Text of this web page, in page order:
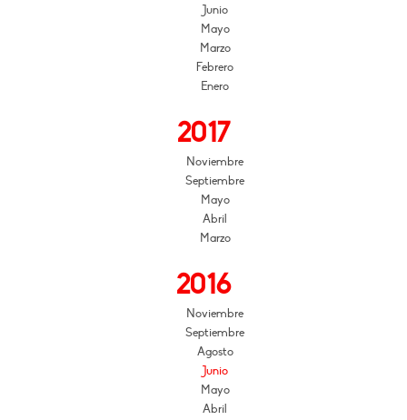
Junio
Mayo
Marzo
Febrero
Enero
2017
Noviembre
Septiembre
Mayo
Abril
Marzo
2016
Noviembre
Septiembre
Agosto
Junio
Mayo
Abril